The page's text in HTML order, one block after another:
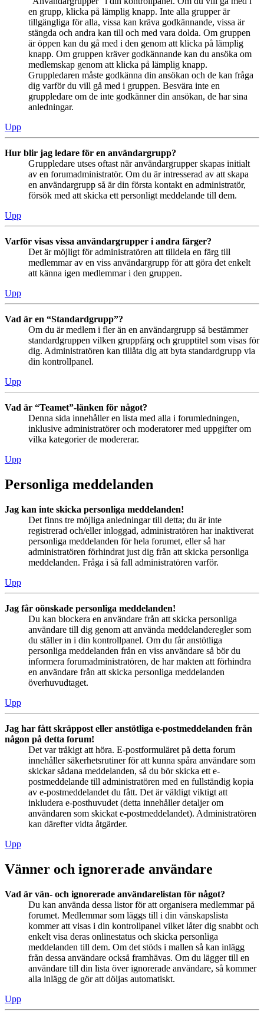
en grupp, klicka på lämplig knapp. Inte alla grupper är
tillgängliga för alla, vissa kan kräva godkännande, vissa är
stängda och andra kan till och med vara dolda. Om gruppen
är öppen kan du gå med i den genom att klicka på lämplig
knapp. Om gruppen kräver godkännande kan du ansöka om
medlemskap genom att klicka på lämplig knapp.
Gruppledaren måste godkänna din ansökan och de kan fråga
dig varför du vill gå med i gruppen. Besvära inte en
gruppledare om de inte godkänner din ansökan, de har sina
anledningar.
Upp
Hur blir jag ledare för en användargrupp?
Gruppledare utses oftast när användargrupper skapas initialt
av en forumadministratör. Om du är intresserad av att skapa
en användargrupp så är din första kontakt en administratör,
försök med att skicka ett personligt meddelande till dem.
Upp
Varför visas vissa användargrupper i andra färger?
Det är möjligt för administratören att tilldela en färg till
medlemmar av en viss användargrupp för att göra det enkelt
att känna igen medlemmar i den gruppen.
Upp
Vad är en “Standardgrupp”?
Om du är medlem i fler än en användargrupp så bestämmer
standardgruppen vilken gruppfärg och grupptitel som visas för
dig. Administratören kan tillåta dig att byta standardgrupp via
din kontrollpanel.
Upp
Vad är “Teamet”-länken för något?
Denna sida innehåller en lista med alla i forumledningen,
inklusive administratörer och moderatorer med uppgifter om
vilka kategorier de modererar.
Upp
Personliga meddelanden
Jag kan inte skicka personliga meddelanden!
Det finns tre möjliga anledningar till detta; du är inte
registrerad och/eller inloggad, administratören har inaktiverat
personliga meddelanden för hela forumet, eller så har
administratören förhindrat just dig från att skicka personliga
meddelanden. Fråga i så fall administratören varför.
Upp
Jag får oönskade personliga meddelanden!
Du kan blockera en användare från att skicka personliga
användare till dig genom att använda meddelanderegler som
du ställer in i din kontrollpanel. Om du får anstötliga
personliga meddelanden från en viss användare så bör du
informera forumadministratören, de har makten att förhindra
en användare från att skicka personliga meddelanden
överhuvudtaget.
Upp
Jag har fått skräppost eller anstötliga e-postmeddelanden från
någon på detta forum!
Det var tråkigt att höra. E-postformuläret på detta forum
innehåller säkerhetsrutiner för att kunna spåra användare som
skickar sådana meddelanden, så du bör skicka ett e-
postmeddelande till administratören med en fullständig kopia
av e-postmeddelandet du fått. Det är väldigt viktigt att
inkludera e-posthuvudet (detta innehåller detaljer om
användaren som skickat e-postmeddelandet). Administratören
kan därefter vidta åtgärder.
Upp
Vänner och ignorerade användare
Vad är vän- och ignorerade användarelistan för något?
Du kan använda dessa listor för att organisera medlemmar på
forumet. Medlemmar som läggs till i din vänskapslista
kommer att visas i din kontrollpanel vilket låter dig snabbt och
enkelt visa deras onlinestatus och skicka personliga
meddelanden till dem. Om det stöds i mallen så kan inlägg
från dessa användare också framhävas. Om du lägger till en
användare till din lista över ignorerade användare, så kommer
alla inlägg de gör att döljas automatiskt.
Upp